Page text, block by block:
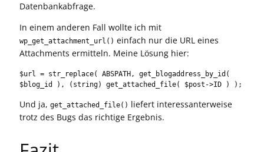
Datenbankabfrage.
In einem anderen Fall wollte ich mit
wp_get_attachment_url() einfach nur die URL eines
Attachments ermitteln. Meine Lösung hier:
$url = str_replace( ABSPATH, get_blogaddress_by_id(
$blog_id ), (string) get_attached_file( $post->ID ) );
Und ja,get_attached_file() liefert interessanterweise
trotz des Bugs das richtige Ergebnis.